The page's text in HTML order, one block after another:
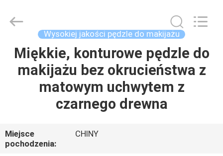
DOM
PRODUKTY
NAS
Cosmetics
Reserved.
Wysokiej jakości pędzle do makijażu
Miękkie, konturowe pędzle do
makijażu bez okrucieństwa z
matowym uchwytem z
czarnego drewna
Miejsce
pochodzenia:
CHINY